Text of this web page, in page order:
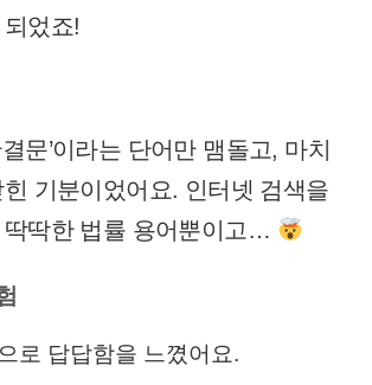
었죠!
문’이라는 단어만 맴돌고, 마치
기분이었어요. 인터넷 검색을
딱딱한 법률 용어뿐이고…
로 답답함을 느꼈어요.